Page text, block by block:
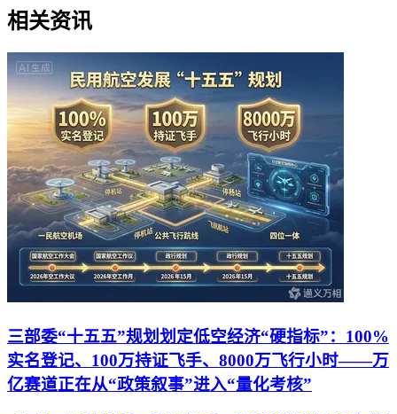
相关资讯
三部委“十五五”规划划定低空经济“硬指标”：100%
实名登记、100万持证飞手、8000万飞行小时——万
亿赛道正在从“政策叙事”进入“量化考核”